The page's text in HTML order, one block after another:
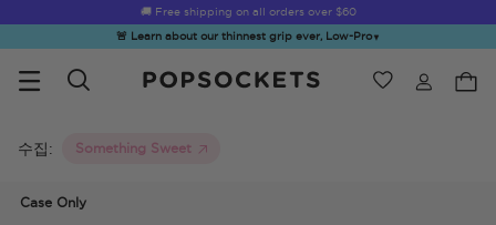
🚚 Free shipping on all orders over $60
Summer Sendoff Sale
🚨 Learn about our thinnest grip ever, Low-Pro▼
위시리스트
수집: Something Sweet
Case Only